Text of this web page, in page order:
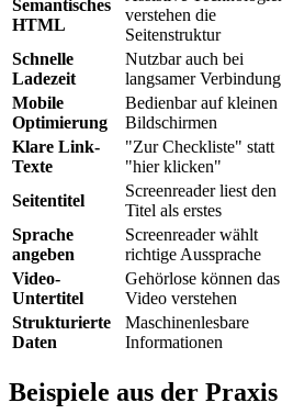
Semantisches
HTML
verstehen die
Seitenstruktur
Schnelle
Ladezeit
Nutzbar auch bei
langsamer Verbindung
Mobile
Optimierung
Bedienbar auf kleinen
Bildschirmen
Klare Link-
Texte
"Zur Checkliste" statt
"hier klicken"
Seitentitel
Screenreader liest den
Titel als erstes
Sprache
angeben
Screenreader wählt
richtige Aussprache
Video-
Untertitel
Gehörlose können das
Video verstehen
Strukturierte
Daten
Maschinenlesbare
Informationen
Beispiele aus der Praxis